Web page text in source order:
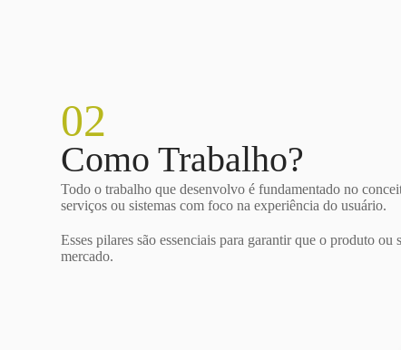
02
Como Trabalho?
Todo o trabalho que desenvolvo é fundamentado no
serviços ou sistemas com foco na experiência do usuário.
Esses pilares são essenciais para garantir que o produto
mercado.